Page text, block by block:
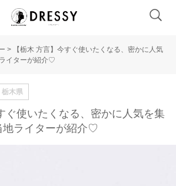
>
【栃木 方言】今すぐ使いたくなる、密かに人気
イターが紹介♡
栃木県
ぐ使いたくなる、密かに人気を集
地ライターが紹介♡